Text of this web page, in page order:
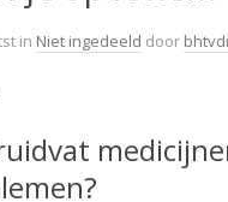
in Niet ingedeeld door